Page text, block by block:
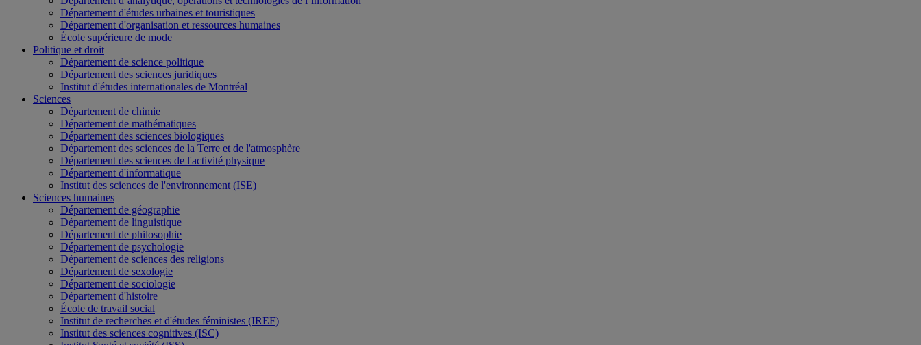
Département d'études urbaines et touristiques
Département d'organisation et ressources humaines
École supérieure de mode
Politique et droit
Département de science politique
Département des sciences juridiques
Institut d'études internationales de Montréal
Sciences
Département de chimie
Département de mathématiques
Département des sciences biologiques
Département des sciences de la Terre et de l'atmosphère
Département des sciences de l'activité physique
Département d'informatique
Institut des sciences de l'environnement (ISE)
Sciences humaines
Département de géographie
Département de linguistique
Département de philosophie
Département de psychologie
Département de sciences des religions
Département de sexologie
Département de sociologie
Département d'histoire
École de travail social
Institut de recherches et d'études féministes (IREF)
Institut des sciences cognitives (ISC)